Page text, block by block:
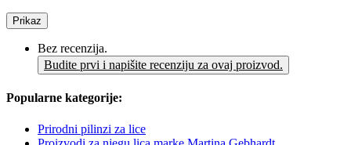
Prikaz
Bez recenzija.
Budite prvi i napišite recenziju za ovaj proizvod.
Popularne kategorije:
Prirodni pilinzi za lice